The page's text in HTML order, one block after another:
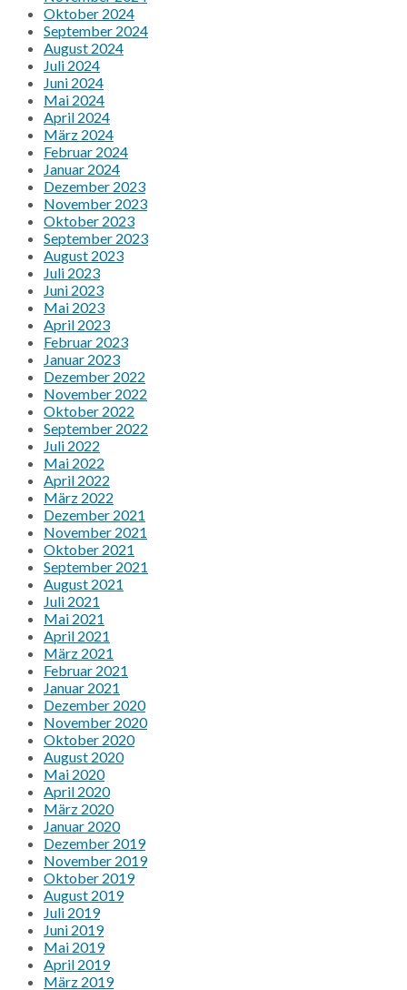
Oktober 2024
September 2024
August 2024
Juli 2024
Juni 2024
Mai 2024
April 2024
März 2024
Februar 2024
Januar 2024
Dezember 2023
November 2023
Oktober 2023
September 2023
August 2023
Juli 2023
Juni 2023
Mai 2023
April 2023
Februar 2023
Januar 2023
Dezember 2022
November 2022
Oktober 2022
September 2022
Juli 2022
Mai 2022
April 2022
März 2022
Dezember 2021
November 2021
Oktober 2021
September 2021
August 2021
Juli 2021
Mai 2021
April 2021
März 2021
Februar 2021
Januar 2021
Dezember 2020
November 2020
Oktober 2020
August 2020
Mai 2020
April 2020
März 2020
Januar 2020
Dezember 2019
November 2019
Oktober 2019
August 2019
Juli 2019
Juni 2019
Mai 2019
April 2019
März 2019